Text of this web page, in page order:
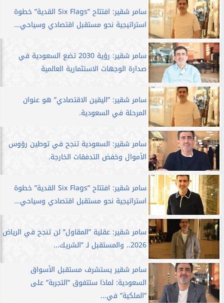
سامر شقير: افتتاح ”Six Flags القدية” خطوة
استراتيجية نحو مستقبل اقتصادي وسياحي...
سامر شقير: رؤية 2030 تضع السعودية في
صدارة الوجهات الاستثمارية العالمية
سامر شقير: ”اليقين الاقتصادي” هو عنوان
المرحلة في السعودية.
سامر شقير: السعودية تنجح في توطين رؤوس
الأموال وخفض التدفقات الخارجة.
سامر شقير: افتتاح ”Six Flags القدية” خطوة
استراتيجية نحو مستقبل اقتصادي وسياحي...
سامر شقير: عقلية ”المقاول” لن تنجح في الرياض
2026.. والمستقبل لـ ”الشريك...
سامر شقير يستشرف مستقبل الأسواق
السعودية: لماذا ستتفوق ”التجربة” على
”الملكية” في...